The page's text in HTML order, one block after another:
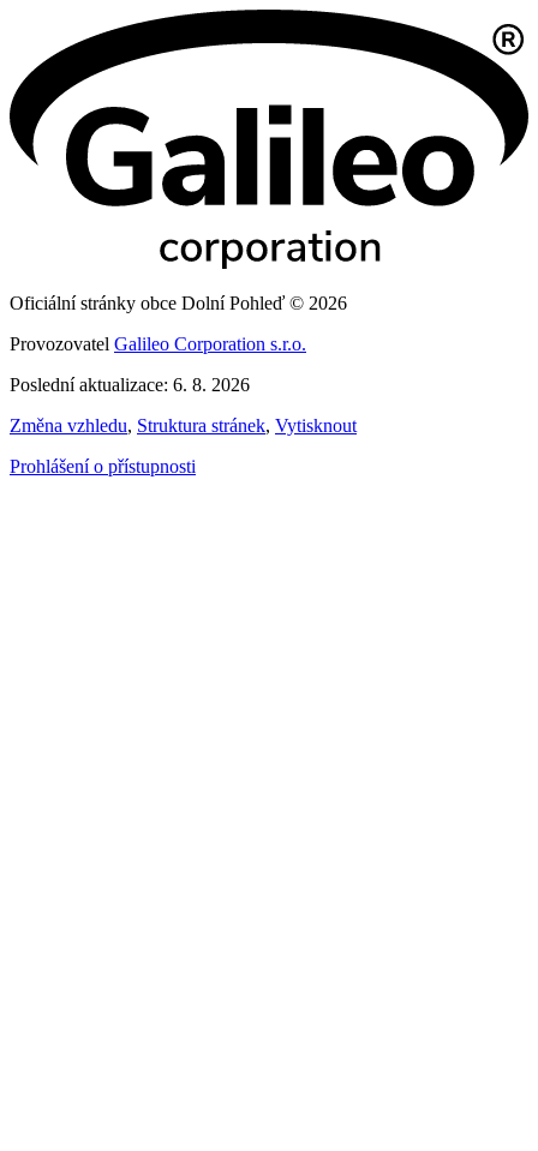
Oficiální stránky obce Dolní Pohleď © 2026
Provozovatel Galileo Corporation s.r.o.
Poslední aktualizace: 6. 8. 2026
Změna vzhledu, Struktura stránek, Vytisknout
Prohlášení o přístupnosti